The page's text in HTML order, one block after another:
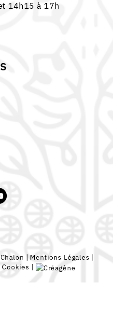
14h15 à 17h
| Mentions Légales |
Cookies |